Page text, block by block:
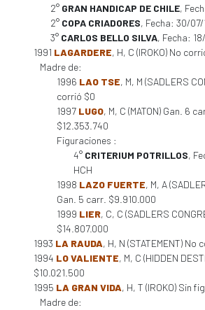
2° GRAN HANDICAP DE CHILE,
2° COPA CRIADORES, Fecha: 30/07/
3° CARLOS BELLO SILVA, Fecha:
1991 LAGARDERE, H, C (IROKO) No
Madre de:
1996 LAO TSE, M, M (SADLERS
corrió $0
1997 LUGO, M, C (MATON) Gan. 6
$12.353.740
Figuraciones :
4° CRITERIUM POTRILLOS,
HCH
1998 LAZO FUERTE, M, A
Gan. 5 carr. $9.910.000
1999 LIER, C, C (SADLERS
$14.807.000
1993 LA RAUDA, H, N (STATEMENT) No
1994 LO VALIENTE, M, C (HIDDEN
$10.021.500
1995 LA GRAN VIDA, H, T (IROKO) Sin
Madre de: